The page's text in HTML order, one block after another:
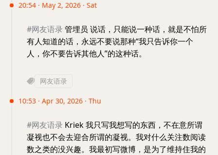
20:54 · May 2, 2026 · Sat
#网友语录 管埋员 说话，只能说一种话，就是不怕所
有人知道的话，永远不要说那种“我只告诉你一个
人，你不要告诉其他人”的这种话。
网友语录
10:53 · Apr 30, 2026 · Thu
#网友语录 Kriek 我只写我想写的东西，不在意所谓
凝视也不会去迎合所谓的凝视。我对什么关注数阅读
数之类的没兴趣。我最初写微博，是为了维持住我的